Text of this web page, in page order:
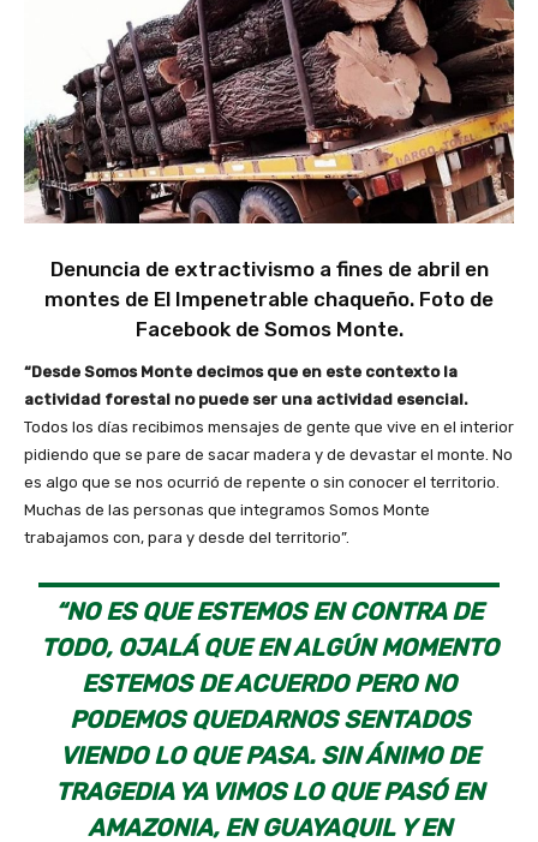
Denuncia de extractivismo a fines de abril en
montes de El Impenetrable chaqueño. Foto de
Facebook de Somos Monte.
“Desde Somos Monte decimos que en este contexto la
actividad forestal no puede ser una actividad esencial.
Todos los días recibimos mensajes de gente que vive en el interior
pidiendo que se pare de sacar madera y de devastar el monte. No
es algo que se nos ocurrió de repente o sin conocer el territorio.
Muchas de las personas que integramos Somos Monte
trabajamos con, para y desde del territorio”.
“NO ES QUE ESTEMOS EN CONTRA DE
TODO, OJALÁ QUE EN ALGÚN MOMENTO
ESTEMOS DE ACUERDO PERO NO
PODEMOS QUEDARNOS SENTADOS
VIENDO LO QUE PASA. SIN ÁNIMO DE
TRAGEDIA YA VIMOS LO QUE PASÓ EN
AMAZONIA, EN GUAYAQUIL Y EN